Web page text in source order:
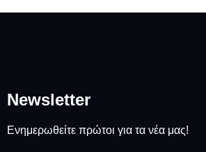
Newsletter
Ενημερωθείτε πρώτοι για τα νέα μας!